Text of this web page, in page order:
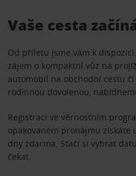
Vaše cesta
Od příletu jsme vám k
zájem o kompaktní vůz na
automobil na obchodní cestu
rodinnou dovolenou,
Registrací ve věrnostním
opakovaném pronájmu
dny zdarma. Stačí si vybrat
čekat.